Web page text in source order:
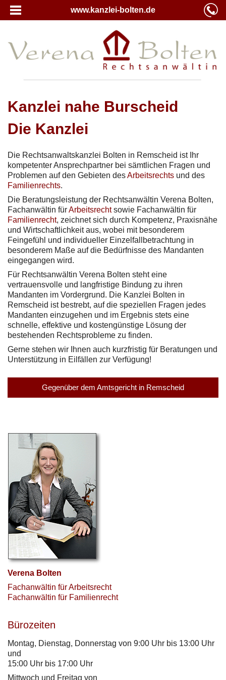
www.kanzlei-bolten.de
Kanzlei nahe Burscheid
Die Kanzlei
Die Rechtsanwaltskanzlei Bolten in Remscheid ist Ihr
kompetenter Ansprechpartner bei sämtlichen Fragen und
Problemen auf den Gebieten desArbeitsrechts und des
Familienrechts.
Die Beratungsleistung der Rechtsanwältin Verena Bolten,
Fachanwältin fürArbeitsrechtsowie Fachanwältin für
Familienrecht, zeichnet sich durch Kompetenz, Praxisnähe
und Wirtschaftlichkeit aus, wobei mit besonderem
Feingefühl und individueller Einzelfallbetrachtung in
besonderem Maße auf die Bedürfnisse des Mandanten
eingegangen wird.
Für Rechtsanwältin Verena Bolten steht eine
vertrauensvolle und langfristige Bindung zu ihren
Mandanten im Vordergrund. Die Kanzlei Bolten in
Remscheid ist bestrebt, auf die speziellen Fragen jedes
Mandanten einzugehen und im Ergebnis stets eine
schnelle, effektive und kostengünstige Lösung der
bestehenden Rechtsprobleme zu finden.
Gerne stehen wir Ihnen auch kurzfristig für Beratungen und
Unterstützung in Eilfällen zur Verfügung!
Gegenüber dem Amtsgericht in Remscheid
Verena Bolten
Fachanwältin für Arbeitsrecht
Fachanwältin für Familienrecht
Bürozeiten
Montag, Dienstag, Donnerstag von 9:00 Uhr bis 13:00 Uhr
und
15:00 Uhr bis 17:00 Uhr
Mittwoch und Freitag von